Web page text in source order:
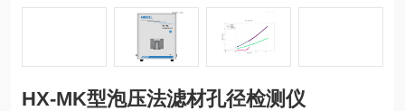
HX-MK型泡压法滤材孔径检测仪